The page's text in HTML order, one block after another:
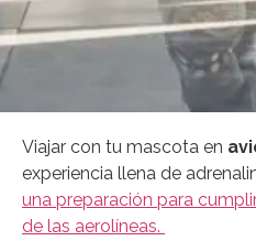
Viajar con tu mascota en
experiencia llena de
una preparación para
de las aerolíneas.